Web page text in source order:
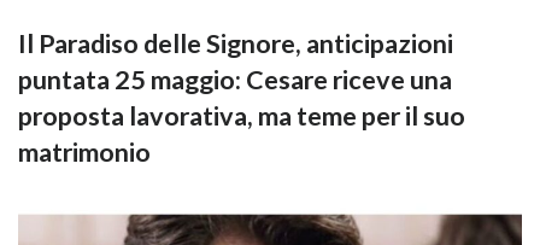
Il Paradiso delle Signore, anticipazioni
puntata 25 maggio: Cesare riceve una
proposta lavorativa, ma teme per il suo
matrimonio